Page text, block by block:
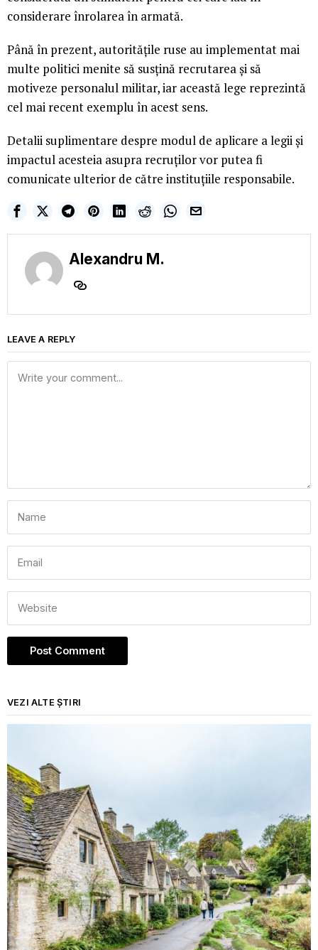
considerare înrolarea în armată.
Până în prezent, autoritățile ruse au implementat mai
multe politici menite să susțină recrutarea și să
motiveze personalul militar, iar această lege reprezintă
cel mai recent exemplu în acest sens.
Detalii suplimentare despre modul de aplicare a legii și
impactul acesteia asupra recruților vor putea fi
comunicate ulterior de către instituțiile responsabile.
Alexandru M.
LEAVE A REPLY
VEZI ALTE ȘTIRI